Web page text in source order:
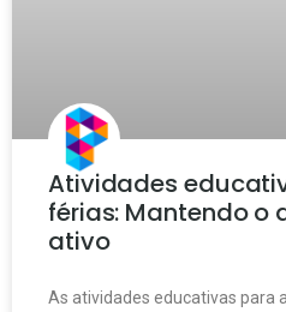
Atividades
férias: Mantendo o
ativo
As atividades educativas para